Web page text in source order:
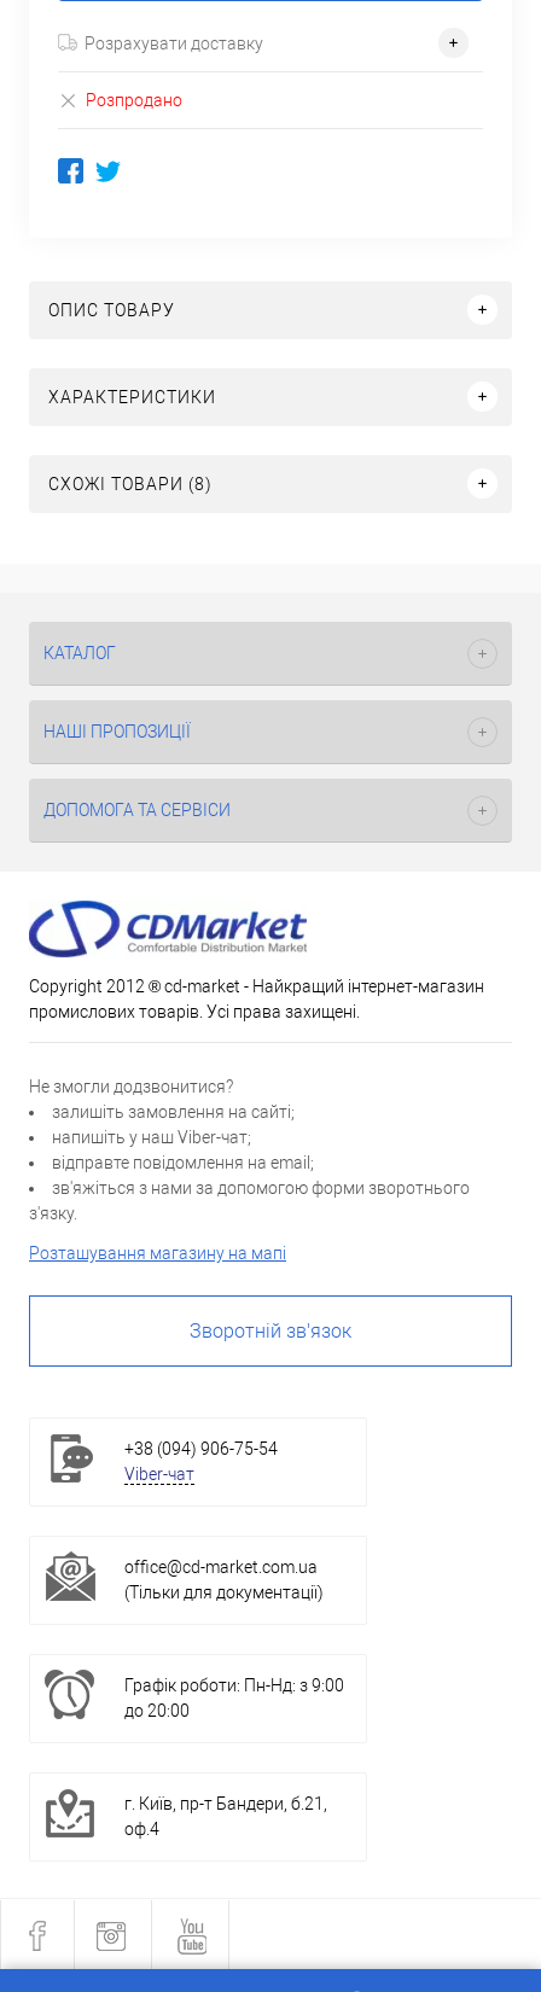
Розрахувати доставку
Розпродано
ОПИС ТОВАРУ
ХАРАКТЕРИСТИКИ
СХОЖІ ТОВАРИ (8)
КАТАЛОГ
НАШІ ПРОПОЗИЦІЇ
ДОПОМОГА ТА СЕРВІСИ
Copyright 2012 ® cd-market - Найкращий інтернет-магазин
промислових товарів. Усі права захищені.
Не змогли додзвонитися?
залишіть замовлення на сайті;
напишіть у наш Viber-чат;
відправте повідомлення на email;
зв'яжіться з нами за допомогою форми зворотнього
з'язку.
Розташування магазину на мапі
Зворотній зв'язок
+38 (094) 906-75-54
Viber-чат
office@cd-market.com.ua
(Тільки для документації)
Графік роботи: Пн-Нд: з 9:00
до 20:00
г. Київ, пр-т Бандери, б.21,
оф.4